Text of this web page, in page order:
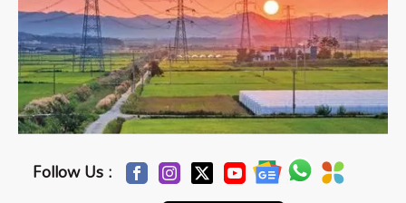
Follow Us :